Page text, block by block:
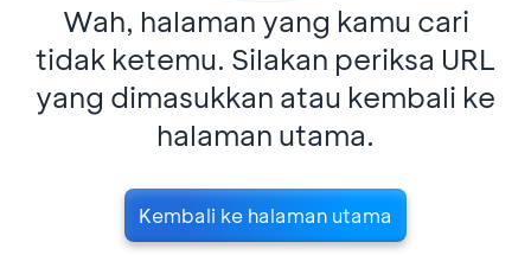
Wah, halaman yang kamu cari
tidak ketemu. Silakan periksa URL
yang dimasukkan atau kembali ke
halaman utama.
Kembali ke halaman utama